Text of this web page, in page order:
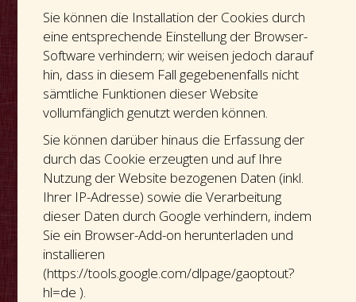
Sie können die Installation der Cookies durch
eine entsprechende Einstellung der Browser-
Software verhindern; wir weisen jedoch darauf
hin, dass in diesem Fall gegebenenfalls nicht
sämtliche Funktionen dieser Website
vollumfänglich genutzt werden können.
Sie können darüber hinaus die Erfassung der
durch das Cookie erzeugten und auf Ihre
Nutzung der Website bezogenen Daten (inkl.
Ihrer IP-Adresse) sowie die Verarbeitung
dieser Daten durch Google verhindern, indem
Sie ein Browser-Add-on herunterladen und
installieren
(https://tools.google.com/dlpage/gaoptout?
hl=de ).